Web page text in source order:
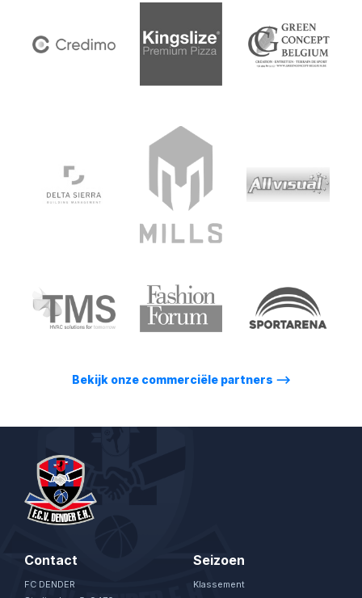
Bekijk onze commerciële partners ⟶
Contact
FC DENDER
Seizoen
Klassement